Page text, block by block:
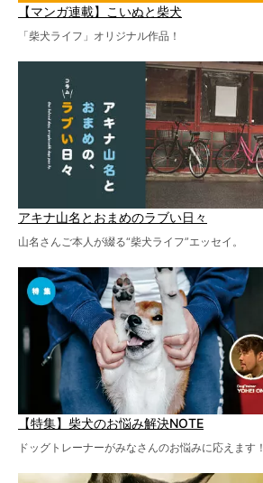
【マンガ連載】こいぬと柴犬
「柴犬ライフ」オリジナル作品！
アキナ山名とおまめのラブい日々
山名さんご本人が綴る“柴犬ライフ”エッセイ。
【特集】柴犬のお悩み解決NOTE
ドッグトレーナーがみなさんのお悩みに応えます！